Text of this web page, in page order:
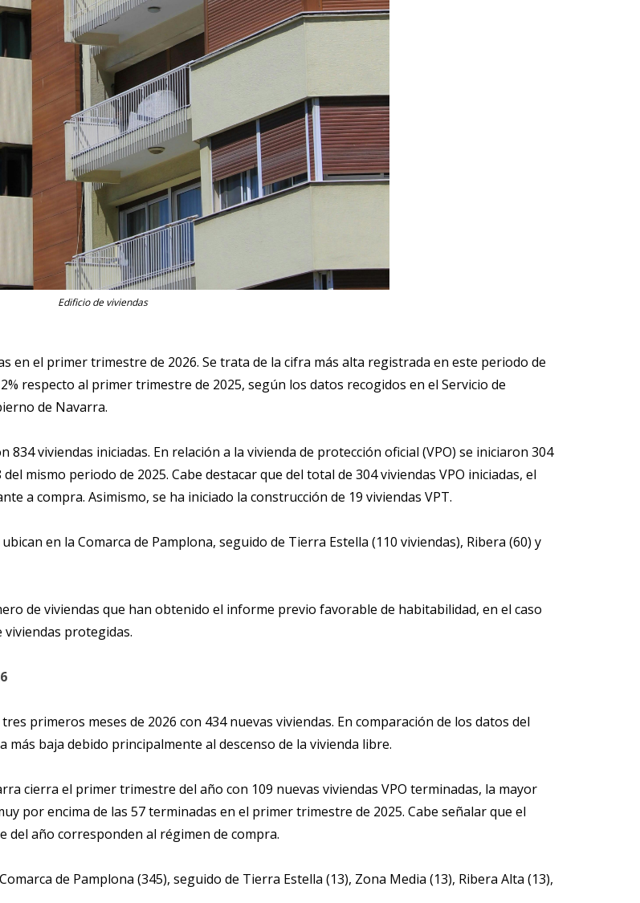
Edificio de viviendas
en el primer trimestre de 2026. Se trata de la cifra más alta registrada en este periodo de
respecto al primer trimestre de 2025, según los datos recogidos en el Servicio de
de Navarra.
viviendas iniciadas. En relación a la vivienda de protección oficial (VPO) se iniciaron 304
mismo periodo de 2025. Cabe destacar que del total de 304 viviendas VPO iniciadas, el
a compra. Asimismo, se ha iniciado la construcción de 19 viviendas VPT.
en la Comarca de Pamplona, seguido de Tierra Estella (110 viviendas), Ribera (60) y
de viviendas que han obtenido el informe previo favorable de habitabilidad, en el caso
viviendas protegidas.
primeros meses de 2026 con 434 nuevas viviendas. En comparación de los datos del
baja debido principalmente al descenso de la vivienda libre.
cierra el primer trimestre del año con 109 nuevas viviendas VPO terminadas, la mayor
por encima de las 57 terminadas en el primer trimestre de 2025. Cabe señalar que el
del año corresponden al régimen de compra.
de Pamplona (345), seguido de Tierra Estella (13), Zona Media (13), Ribera Alta (13),